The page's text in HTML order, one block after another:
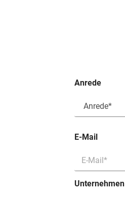
Anrede
E-Mail
Unternehmen